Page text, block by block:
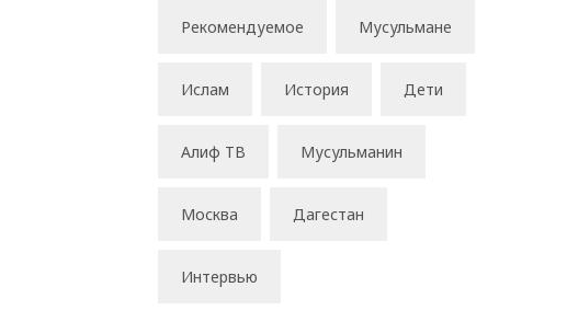
Рекомендуемое Мусульмане
Ислам История Дети
Алиф ТВ Мусульманин
Москва Дагестан
Интервью